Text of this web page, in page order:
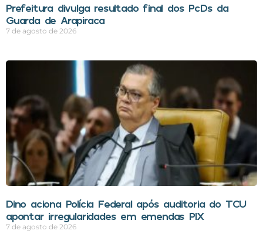
Prefeitura divulga resultado final dos PcDs da
Guarda de Arapiraca
7 de agosto de 2026
Dino aciona Polícia Federal após auditoria do TCU
apontar irregularidades em emendas PIX
7 de agosto de 2026